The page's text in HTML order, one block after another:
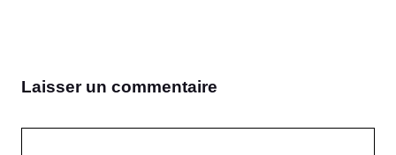
Laisser un commentaire